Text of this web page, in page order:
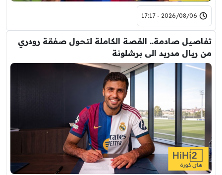
2026/08/06 - 17:17
تفاصيل صادمة.. القصة الكاملة لتحول صفقة رودري
من ريال مدريد الى برشلونة